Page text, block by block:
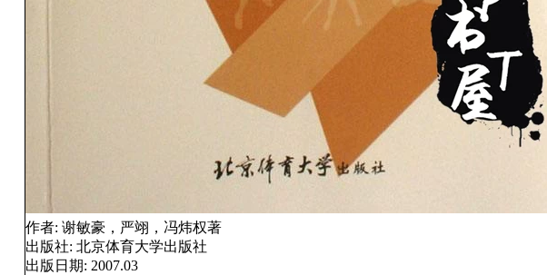
作者: 谢敏豪，严翊，冯炜权著
出版社: 北京体育大学出版社
出版日期: 2007.03